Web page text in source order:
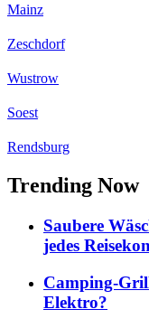
Mainz
Zeschdorf
Wustrow
Soest
Rendsburg
Trending Now
Saubere
jedes
Camping-
Elektro?